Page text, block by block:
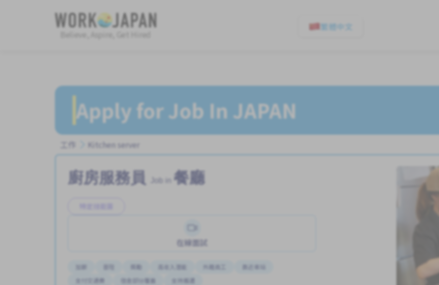
Believe, Aspire, Get Hired
繁體中文
Apply for Job In JAPAN
工作 Kitchen server
廚房服務員 餐廳
在線面試
加薪 晉陞 獎勵 高收入潛能 外籍員工
靠近車站
支付交通費
宿舍部分覆蓋 支持搬遷